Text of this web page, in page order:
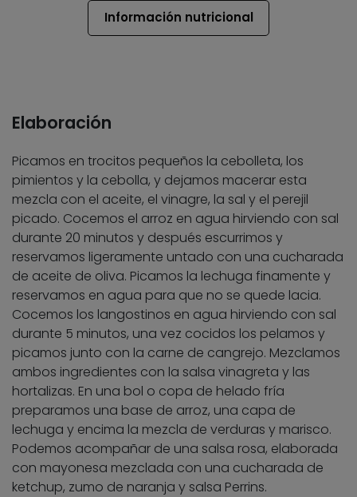
Información nutricional
Elaboración
Picamos en trocitos pequeños la cebolleta, los
pimientos y la cebolla, y dejamos macerar esta
mezcla con el aceite, el vinagre, la sal y el perejil
picado. Cocemos el arroz en agua hirviendo con sal
durante 20 minutos y después escurrimos y
reservamos ligeramente untado con una cucharada
de aceite de oliva. Picamos la lechuga finamente y
reservamos en agua para que no se quede lacia.
Cocemos los langostinos en agua hirviendo con sal
durante 5 minutos, una vez cocidos los pelamos y
picamos junto con la carne de cangrejo. Mezclamos
ambos ingredientes con la salsa vinagreta y las
hortalizas. En una bol o copa de helado fría
preparamos una base de arroz, una capa de
lechuga y encima la mezcla de verduras y marisco.
Podemos acompañar de una salsa rosa, elaborada
con mayonesa mezclada con una cucharada de
ketchup, zumo de naranja y salsa Perrins.